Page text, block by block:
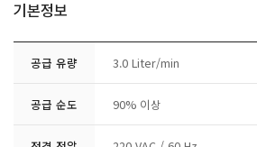
기본정보
공급 유량 3.0 Liter/min
공급 순도 90% 이상